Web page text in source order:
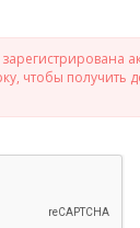
чтобы